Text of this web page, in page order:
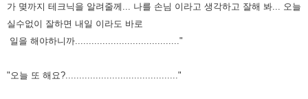
가 몆까지 테크닉을 알려줄께... 나를 손님 이라고 생각하고 잘해 봐... 오늘
실수없이 잘하면 내일 이라도 바로
일을 해야하니까......................................"
"오늘 또 해요?........................................."